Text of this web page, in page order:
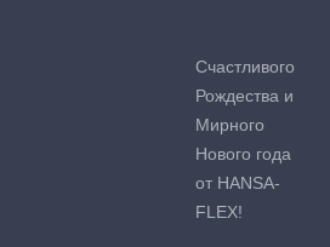
Счастливого
Рождества и
Мирного
Нового года
от HANSA-
FLEX!